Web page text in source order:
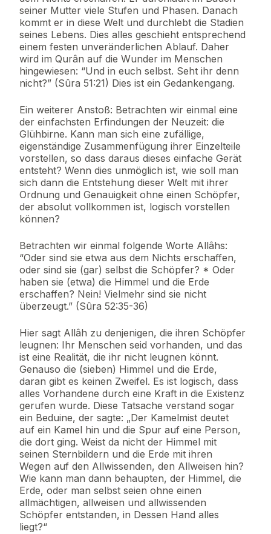
seiner Mutter viele Stufen und Phasen. Danach
kommt er in diese Welt und durchlebt die Stadien
seines Lebens. Dies alles geschieht entsprechend
einem festen unveränderlichen Ablauf. Daher
wird im Qurân auf die Wunder im Menschen
hingewiesen: “Und in euch selbst. Seht ihr denn
nicht?” (Sûra 51:21) Dies ist ein Gedankengang.
Ein weiterer Anstoß: Betrachten wir einmal eine
der einfachsten Erfindungen der Neuzeit: die
Glühbirne. Kann man sich eine zufällige,
eigenständige Zusammenfügung ihrer Einzelteile
vorstellen, so dass daraus dieses einfache Gerät
entsteht? Wenn dies unmöglich ist, wie soll man
sich dann die Entstehung dieser Welt mit ihrer
Ordnung und Genauigkeit ohne einen Schöpfer,
der absolut vollkommen ist, logisch vorstellen
können?
Betrachten wir einmal folgende Worte Allâhs:
“Oder sind sie etwa aus dem Nichts erschaffen,
oder sind sie (gar) selbst die Schöpfer? * Oder
haben sie (etwa) die Himmel und die Erde
erschaffen? Nein! Vielmehr sind sie nicht
überzeugt.” (Sûra 52:35-36)
Hier sagt Allâh zu denjenigen, die ihren Schöpfer
leugnen: Ihr Menschen seid vorhanden, und das
ist eine Realität, die ihr nicht leugnen könnt.
Genauso die (sieben) Himmel und die Erde,
daran gibt es keinen Zweifel. Es ist logisch, dass
alles Vorhandene durch eine Kraft in die Existenz
gerufen wurde. Diese Tatsache verstand sogar
ein Beduine, der sagte: „Der Kamelmist deutet
auf ein Kamel hin und die Spur auf eine Person,
die dort ging. Weist da nicht der Himmel mit
seinen Sternbildern und die Erde mit ihren
Wegen auf den Allwissenden, den Allweisen hin?
Wie kann man dann behaupten, der Himmel, die
Erde, oder man selbst seien ohne einen
allmächtigen, allweisen und allwissenden
Schöpfer entstanden, in Dessen Hand alles
liegt?“